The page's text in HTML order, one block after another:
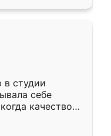
в студии
себе
качеством
уже почти